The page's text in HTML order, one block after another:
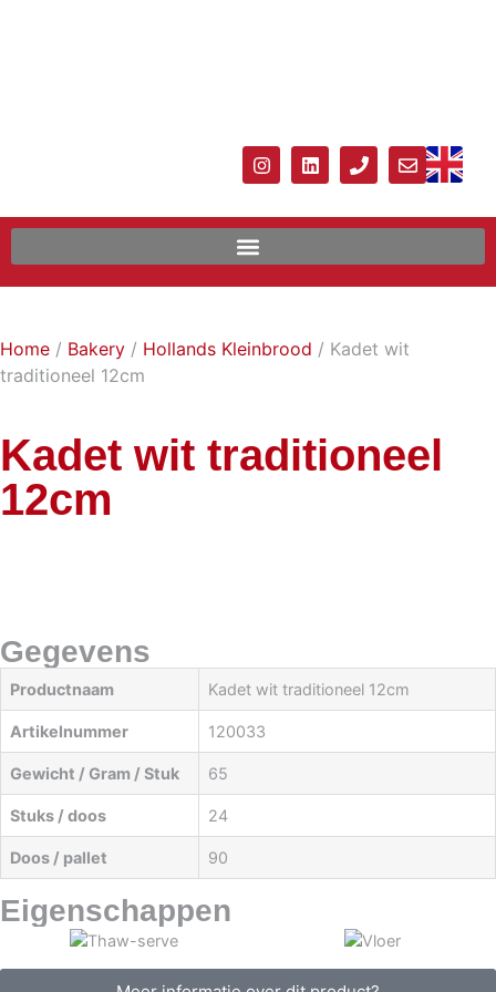
Home / Bakery / Hollands Kleinbrood / Kadet wit
traditioneel 12cm
Kadet wit traditioneel
12cm
Gegevens
Productnaam Kadet wit traditioneel 12cm
Artikelnummer 120033
Gewicht / Gram / Stuk 65
Stuks / doos 24
Doos / pallet 90
Eigenschappen